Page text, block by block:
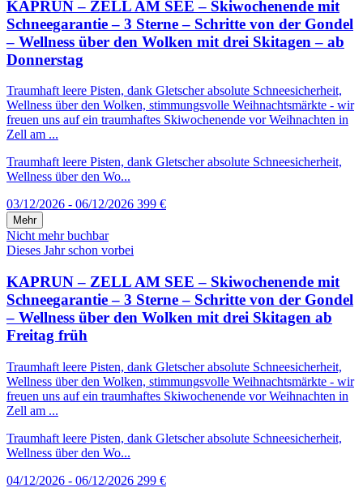
KAPRUN – ZELL AM SEE – Skiwochenende mit
Schneegarantie – 3 Sterne – Schritte von der Gondel
– Wellness über den Wolken mit drei Skitagen – ab
Donnerstag
Traumhaft leere Pisten, dank Gletscher absolute Schneesicherheit,
Wellness über den Wolken, stimmungsvolle Weihnachtsmärkte - wir
freuen uns auf ein traumhaftes Skiwochenende vor Weihnachten in
Zell am ...
Traumhaft leere Pisten, dank Gletscher absolute Schneesicherheit,
Wellness über den Wo...
03/12/2026 - 06/12/2026 399 €
Mehr
Nicht mehr buchbar
Dieses Jahr schon vorbei
KAPRUN – ZELL AM SEE – Skiwochenende mit
Schneegarantie – 3 Sterne – Schritte von der Gondel
– Wellness über den Wolken mit drei Skitagen ab
Freitag früh
Traumhaft leere Pisten, dank Gletscher absolute Schneesicherheit,
Wellness über den Wolken, stimmungsvolle Weihnachtsmärkte - wir
freuen uns auf ein traumhaftes Skiwochenende vor Weihnachten in
Zell am ...
Traumhaft leere Pisten, dank Gletscher absolute Schneesicherheit,
Wellness über den Wo...
04/12/2026 - 06/12/2026 299 €